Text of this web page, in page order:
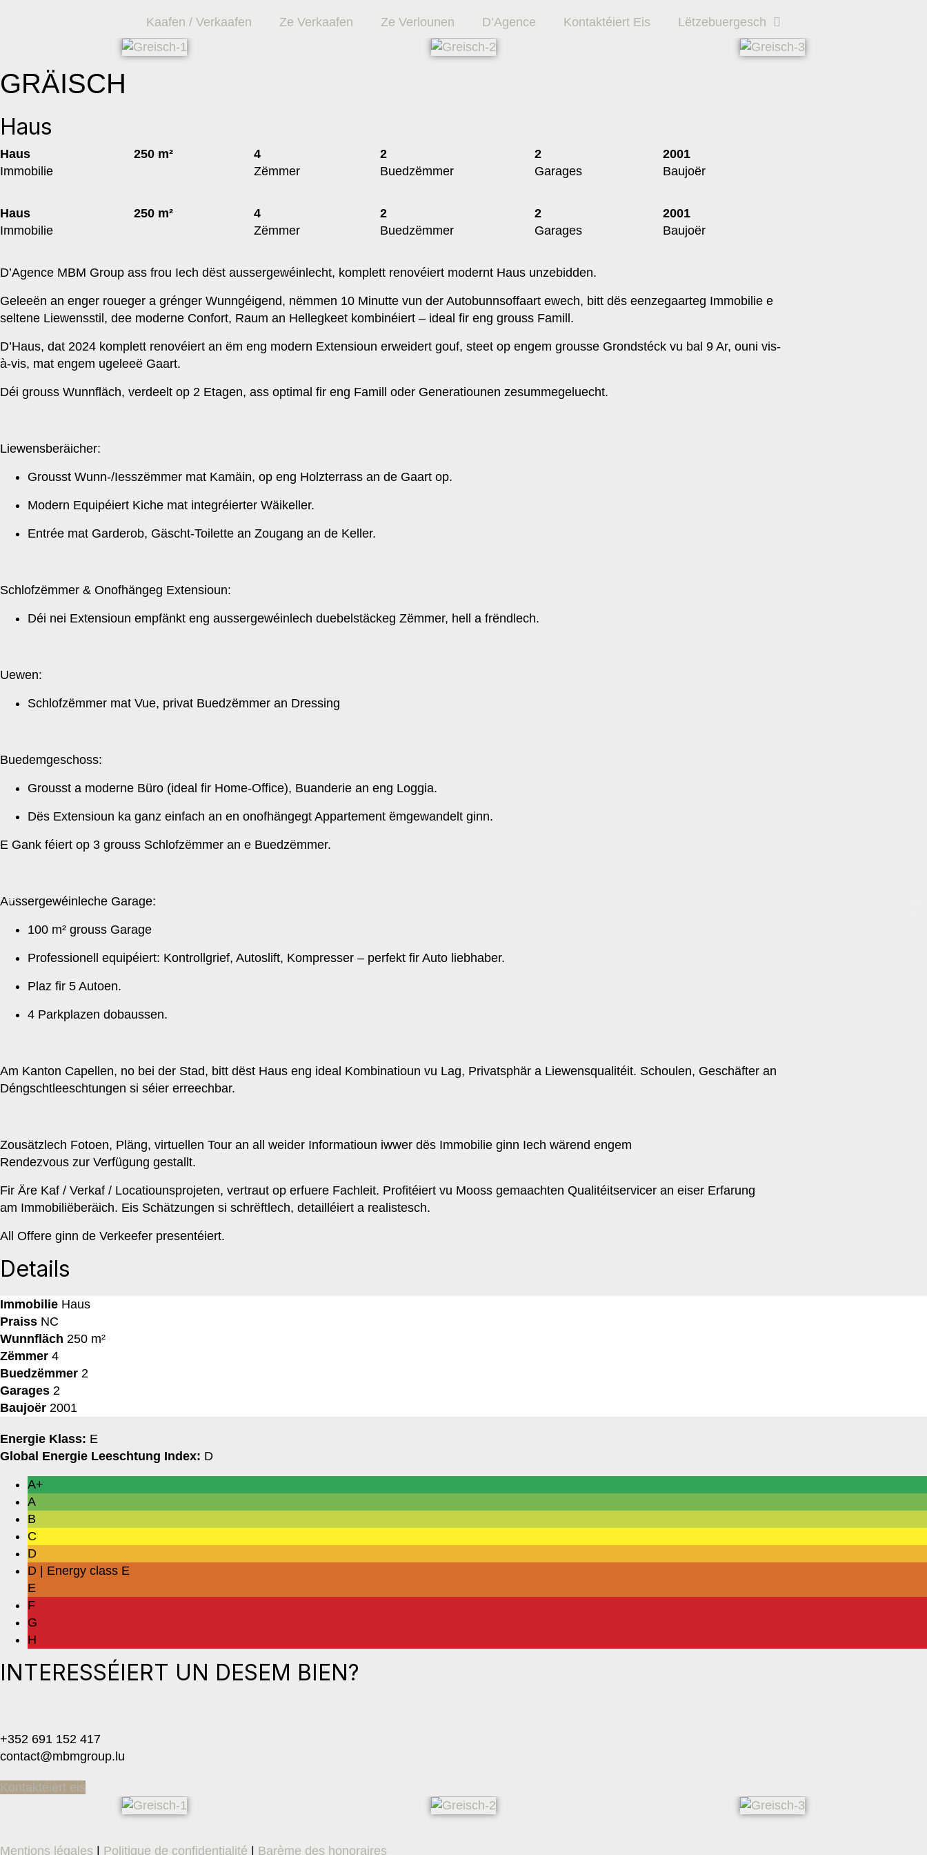
Kaafen / Verkaafen Ze Verkaafen Ze Verlounen D’Agence Kontaktéiert Eis Lëtzebuergesch
GRÄISCH
Haus
Haus
Immobilie
250 m²
4
Zëmmer
2
Buedzëmmer
2
Garages
2001
Baujoër
Haus
Immobilie
250 m²
4
Zëmmer
2
Buedzëmmer
2
Garages
2001
Baujoër
D’Agence MBM Group ass frou Iech dëst aussergewéinlecht, komplett renovéiert modernt Haus unzebidden.
Geleeën an enger roueger a grénger Wunngéigend, nëmmen 10 Minutte vun der Autobunnsoffaart ewech, bitt dës eenzegaarteg Immobilie e
seltene Liewensstil, dee moderne Confort, Raum an Hellegkeet kombinéiert – ideal fir eng grouss Famill.
D’Haus, dat 2024 komplett renovéiert an ëm eng modern Extensioun erweidert gouf, steet op engem grousse Grondstéck vu bal 9 Ar, ouni vis-
à-vis, mat engem ugeleeë Gaart.
Déi grouss Wunnfläch, verdeelt op 2 Etagen, ass optimal fir eng Famill oder Generatiounen zesummegeluecht.
Liewensberäicher:
Grousst Wunn-/Iesszëmmer mat Kamäin, op eng Holzterrass an de Gaart op.
Modern Equipéiert Kiche mat integréierter Wäikeller.
Entrée mat Garderob, Gäscht-Toilette an Zougang an de Keller.
Schlofzëmmer & Onofhängeg Extensioun:
Déi nei Extensioun empfänkt eng aussergewéinlech duebelstäckeg Zëmmer, hell a frëndlech.
Uewen:
Schlofzëmmer mat Vue, privat Buedzëmmer an Dressing
Buedemgeschoss:
Grousst a moderne Büro (ideal fir Home-Office), Buanderie an eng Loggia.
Dës Extensioun ka ganz einfach an en onofhängegt Appartement ëmgewandelt ginn.
E Gank féiert op 3 grouss Schlofzëmmer an e Buedzëmmer.
Aussergewéinleche Garage:
100 m² grouss Garage
Professionell equipéiert: Kontrollgrief, Autoslift, Kompresser – perfekt fir Auto liebhaber.
Plaz fir 5 Autoen.
4 Parkplazen dobaussen.
Am Kanton Capellen, no bei der Stad, bitt dëst Haus eng ideal Kombinatioun vu Lag, Privatsphär a Liewensqualitéit. Schoulen, Geschäfter an
Déngschtleeschtungen si séier erreechbar.
Zousätzlech Fotoen, Pläng, virtuellen Tour an all weider Informatioun iwwer dës Immobilie ginn Iech wärend engem
Rendezvous zur Verfügung gestallt.
Fir Äre Kaf / Verkaf / Locatiounsprojeten, vertraut op erfuere Fachleit. Profitéiert vu Mooss gemaachten Qualitéitservicer an eiser Erfarung
am Immobiliëberäich. Eis Schätzungen si schrëftlech, detailléiert a realistesch.
All Offere ginn de Verkeefer presentéiert.
Details
Immobilie Haus
Praiss NC
Wunnfläch 250 m²
Zëmmer 4
Buedzëmmer 2
Garages 2
Baujoër 2001
Energie Klass: E
Global Energie Leeschtung Index: D
A+
A
B
C
D
D | Energy class E
E
F
G
H
INTERESSÉIERT UN DESEM BIEN?
+352 691 152 417
contact@mbmgroup.lu
Kontaktéiert eis
Mentions légales | Politique de confidentialité | Barème des honoraires